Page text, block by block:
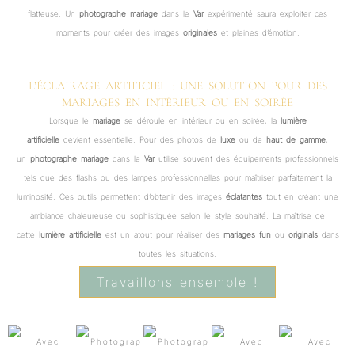
flatteuse. Un photographe mariage dans le Varexpérimenté saura exploiter ces
moments pour créer des images originaleset pleines d’émotion.
L’ÉCLAIRAGE ARTIFICIEL : UNE SOLUTION POUR DES
MARIAGES EN INTÉRIEUR OU EN SOIRÉE
Lorsque le mariagese déroule en intérieur ou en soirée, la lumière
artificielle devient essentielle. Pour des photos de luxe ou de haut de gamme
un photographe mariage dans le Varutilise souvent des équipements professionnels
tels que des flashs ou des lampes professionnelles pour maîtriser parfaitement la
luminosité. Ces outils permettent d’obtenir des images éclatantes tout en créant une
ambiance chaleureuse ou sophistiquée selon le style souhaité. La maîtrise de
cette lumière artificielleest un atout pour réaliser des mariages funou originalsdans
toutes les situations.
Travaillons ensemble !